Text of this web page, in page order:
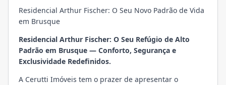
Residencial Arthur Fischer: O Seu Novo Padrão de Vida
em Brusque
Residencial Arthur Fischer: O Seu Refúgio de Alto
Padrão em Brusque — Conforto, Segurança e
Exclusividade Redefinidos.
A Cerutti Imóveis tem o prazer de apresentar o